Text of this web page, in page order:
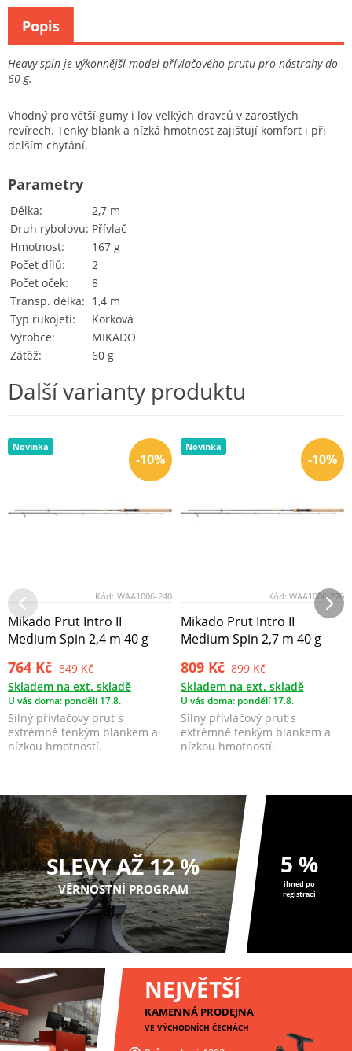
Heavy spin je výkonnější model přívlačového prutu pro nástrahy do
60 g.
Vhodný pro větší gumy i lov velkých dravců v zarostlých
revírech. Tenký blank a nízká hmotnost zajišťují komfort i při
delším chytání.
Délka
2,7 m
Druh rybolovu Přívlač
Hmotnost
167 g
Počet dílů
2
Počet oček
8
Transp. délka
1,4 m
Typ rukojeti
Korková
Výrobce
MIKADO
Zátěž
60 g
Parametry
Popis
Další varianty produktu
-10%
Novinka
Kód: WAA1006-240
Mikado Prut Intro II
Medium Spin 2,4 m 40 g
764 Kč 849 Kč
Skladem na ext. skladě
U vás doma: pondělí 17.8.
Silný přívlačový prut s
extrémně tenkým blankem a
nízkou hmotností.
-10%
Novinka
Kód: WAA1006-270
Mikado Prut Intro II
Medium Spin 2,7 m 40 g
809 Kč 899 Kč
Skladem na ext. skladě
U vás doma: pondělí 17.8.
Silný přívlačový prut s
extrémně tenkým blankem a
nízkou hmotností.
SLEVY AŽ 12 %
VĚRNOSTNÍ PROGRAM
5 %
ihned po
registraci
NEJVĚTŠÍ
KAMENNÁ PRODEJNA
VE VÝCHODNÍCH ČECHÁCH